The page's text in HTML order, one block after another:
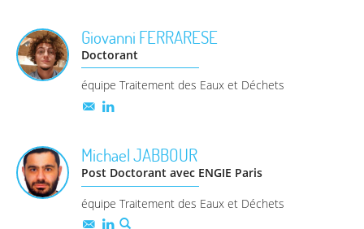
Giovanni FERRARESE
Doctorant
équipe Traitement des Eaux et Déchets
MichaelJABBOUR
Post Doctorant avec ENGIE Paris
équipe Traitement des Eaux et Déchets